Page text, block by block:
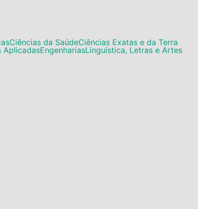
Ciências da SaúdeCiências Exatas e da Terra
AplicadasEngenhariasLinguística, Letras e Artes